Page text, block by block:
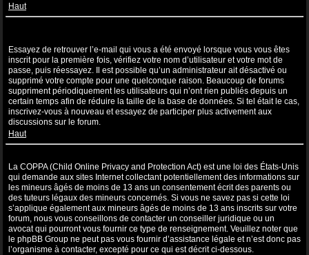
Haut
Essayez de retrouver l’e-mail qui vous a été envoyé lorsque vous vous êtes
inscrit pour la première fois, vérifiez votre nom d’utilisateur et votre mot de
passe, puis réessayez. Il est possible qu’un administrateur ait désactivé ou
supprimé votre compte pour une quelconque raison. Beaucoup de forums
suppriment périodiquement les utilisateurs qui n’ont rien publiés depuis un
certain temps afin de réduire la taille de la base de données. Si tel était le cas,
inscrivez-vous à nouveau et essayez de participer plus activement aux
discussions sur le forum.
Haut
La COPPA (Child Online Privacy and Protection Act) est une loi des États-Unis
qui demande aux sites Internet collectant potentiellement des informations sur
les mineurs âgés de moins de 13 ans un consentement écrit des parents ou
des tuteurs légaux des mineurs concernés. Si vous ne savez pas si cette loi
s’applique également aux mineurs âgés de moins de 13 ans inscrits sur votre
forum, nous vous conseillons de contacter un conseiller juridique ou un
avocat qui pourront vous fournir ce type de renseignement. Veuillez noter que
le phpBB Group ne peut pas vous fournir d’assistance légale et n’est donc pas
l’organisme à contacter, excepté pour ce qui est décrit ci-dessous.